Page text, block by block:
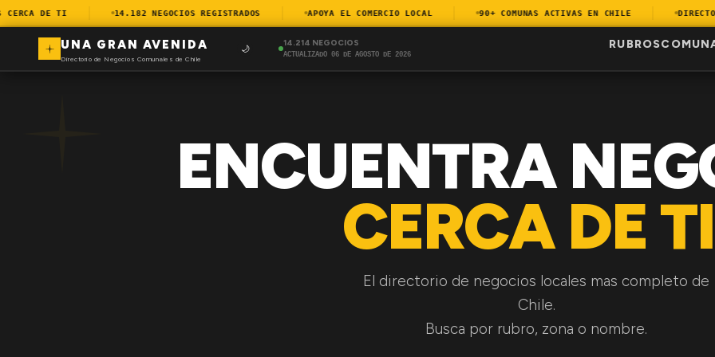
DE TI 14.182 NEGOCIOS REGISTRADOS APOYA EL COMERCIO LOCAL 90+ COMUNAS ACTIVAS EN CHILE
UNA GRAN AVENIDA
Directorio de Negocios Comunales de Chile
🌙
14.214 NEGOCIOS
ACTUALIZADO 06 DE AGOSTO DE 2026
RUBROS
ENCUENTRA
CERCA DE
El directorio de negocios locales mas completo de
Chile.
Busca por rubro, zona o nombre.